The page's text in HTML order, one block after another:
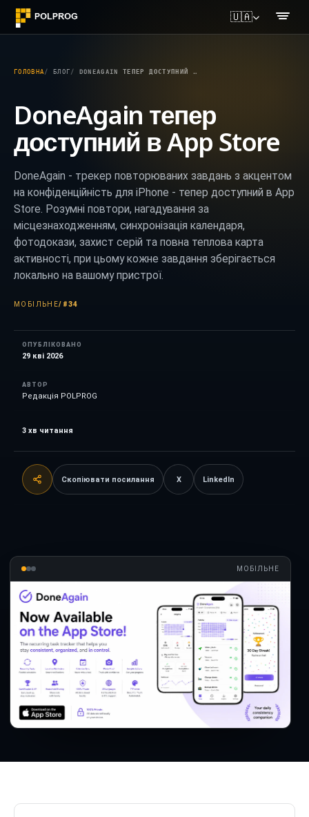
🇺🇦
ГОЛОВНА БЛОГ DONEAGAIN ТЕПЕР ДОСТУПНИЙ В APP STORE
DoneAgain тепер
доступний в App Store
DoneAgain - трекер повторюваних завдань з акцентом
на конфіденційність для iPhone - тепер доступний в App
Store. Розумні повтори, нагадування за
місцезнаходженням, синхронізація календаря,
фотодокази, захист серій та повна теплова карта
активності, при цьому кожне завдання зберігається
локально на вашому пристрої.
МОБІЛЬНЕ/ #34
ОПУБЛІКОВАНО
29 кві 2026
АВТОР
Редакція POLPROG
3 хв читання
Скопіювати посилання X LinkedIn
МОБІЛЬНЕ